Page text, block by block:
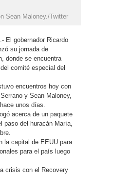
Sean Maloney./Twitter
El gobernador Ricardo
su jornada de
donde se encuentra
comité especial del
encuentros hoy con
y Sean Maloney,
unos días.
acerca de un paquete
paso del huracán María,
la capital de EEUU para
para el país luego
crisis con el Recovery